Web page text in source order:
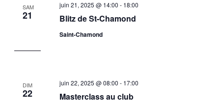
SAM
21 Blitz de St-Chamond
juin 21, 2025 @ 14:00 - 18:00
Saint-Chamond
DIM
22 Masterclass au club
juin 22, 2025 @ 08:00 - 17:00